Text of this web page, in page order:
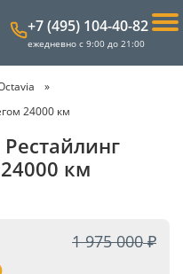
+7 (495) 104-40-82
ежедневно с 9:00 до 21:00
24000 км
км
1 975 000